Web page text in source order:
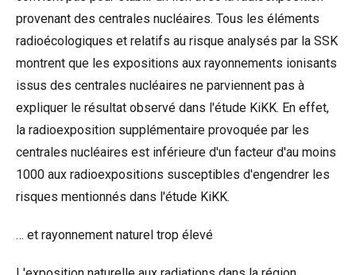
provenant des centrales nucléaires. Tous les éléments
radioécologiques et relatifs au risque analysés par la SSK
montrent que les expositions aux rayonnements ionisants
issus des centrales nucléaires ne parviennent pas à
expliquer le résultat observé dans l'étude KiKK. En effet,
la radioexposition supplémentaire provoquée par les
centrales nucléaires est inférieure d'un facteur d'au moins
1000 aux radioexpositions susceptibles d'engendrer les
risques mentionnés dans l'étude KiKK.
… et rayonnement naturel trop élevé